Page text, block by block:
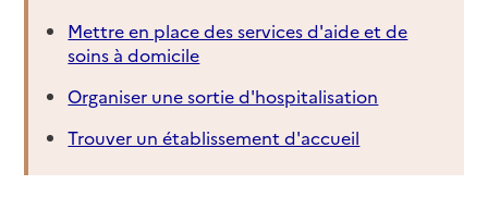
Rapport HAS
Voir la fiche
Source des données : Finess n° 710016940
Domaliance
Mettre en place des services d'aide et de
soins à domicile
Organiser une sortie d'hospitalisation
Trouver un établissement d'accueil